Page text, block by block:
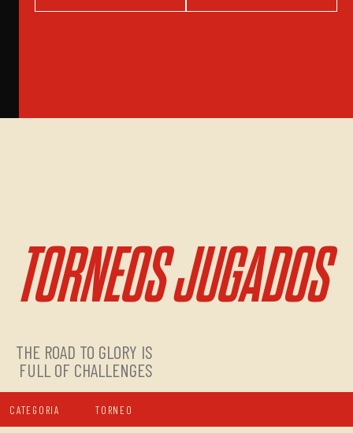
TORNEOS JUGADOS
THE ROAD TO GLORY IS
FULL OF CHALLENGES
CATEGORIA TORNEO